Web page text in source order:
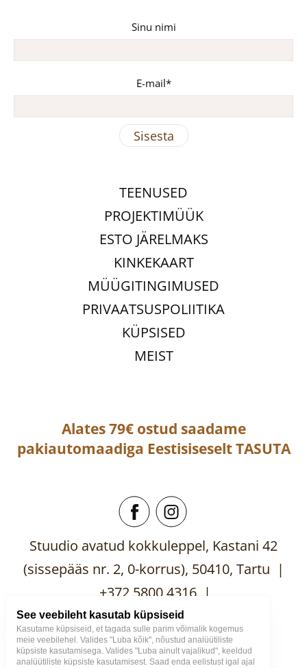
Sinu nimi
E-mail
TEENUSED
PROJEKTIMÜÜK
ESTO JÄRELMAKS
KINKEKAART
MÜÜGITINGIMUSED
PRIVAATSUSPOLIITIKA
KÜPSISED
MEIST
Alates 79€ ostud saadame
pakiautomaadiga EestisiseseltTASUTA
Stuudio avatud kokkuleppel, Kastani 42
(sissepääs nr. 2, 0-korrus), 50410, Tartu |
+372 5800 4316 |
mooblistuudio@gmail.com
See veebileht kasutab küpsiseid
Kasutame küpsiseid, et tagada sulle parim võimalik kogemus
meie veebilehel. Valides "Luba kõik", nõustud analüütiliste
küpsiste kasutamisega. Valides "Luba ainult vajalikud", keeldud
analüütiliste küpsiste kasutamisest. Saad enda eelistust igal ajal